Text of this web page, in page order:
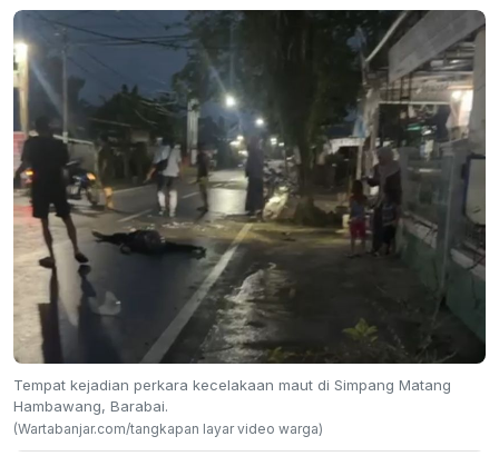
Tempat kejadian perkara kecelakaan maut di Simpang Matang
Hambawang, Barabai.
(Wartabanjar.com/tangkapan layar video warga)